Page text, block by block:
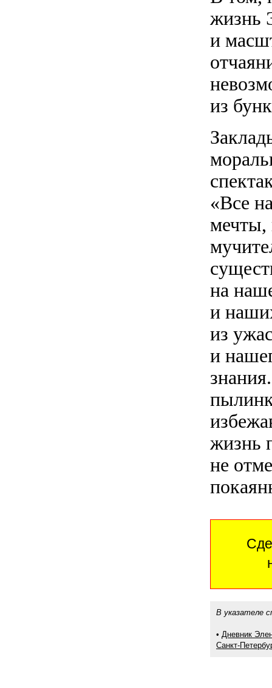
жизнь
и
из
«Все
мечты,
на
и
из
и
жизнь
не
В указателе
• Дневник
Санкт-